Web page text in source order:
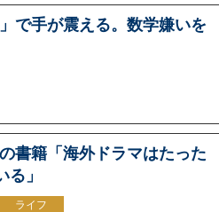
で手が震える。数学嫌いを
書籍「海外ドラマはたった
」
ライフ